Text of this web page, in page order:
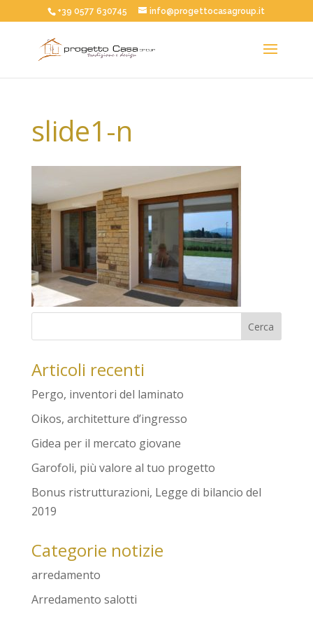
+39 0577 630745 info@progettocasagroup.it
slide1-n
Articoli recenti
Pergo, inventori del laminato
Oikos, architetture d’ingresso
Gidea per il mercato giovane
Garofoli, più valore al tuo progetto
Bonus ristrutturazioni, Legge di bilancio del
2019
Categorie notizie
arredamento
Arredamento salotti